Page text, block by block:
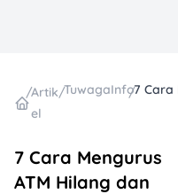
/Artik
el
/TuwagaInfo
/
7 Cara Mengurus
ATM Hilang dan